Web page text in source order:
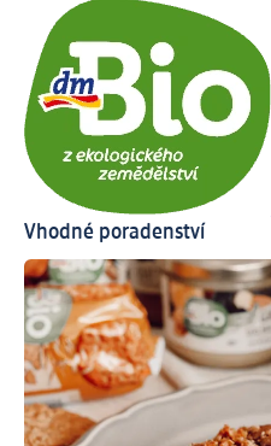
Vhodné poradenství